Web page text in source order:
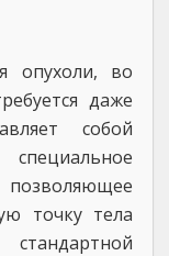
опухоли, во
даже
собой
позволяющее
точку тела